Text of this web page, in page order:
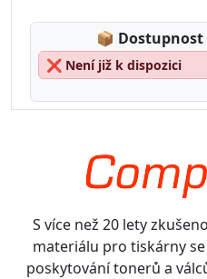
📦
❌ Není již k dispozici
S více než 20 lety
materiálu pro tiskárny
poskytování tonerů a